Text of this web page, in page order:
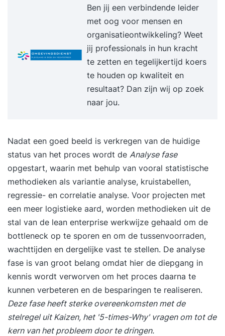
organisatiekunde Bijenkomst 2:
Kwaliteitsmodellenen methoden Bijeenkomst 3:
Project- en risicomanagement Bijeenkomst 4:
Contextanalyse, stakeholder management en
verandermanagement Bijeenkomst 5:
Communicatie, voorlichting en leiderschap
Bijeenkomst 6: Functies en HRM Bijeenkomst 7:
Processen, procedures en verbetermanagement
Bijeenkomst 10: Management review en
certificering In de opleiding
Kwaliteitsmanagement word je opgeleid in het
vakgebied Kwaliteitsmanagement. Een ervaren
kwaliteitsmanager begeleidt de klassikale
bijeenkomsten waarbij jouw leerbehoefte en de
vertaling naar jouw praktijk centraal staan. Je
gebruikt je eigen werksituatie bij de uitwerking
van de opdrachten. Na iedere bijeenkomst lever
je een opdracht in bij de docent. Aan het einde
van de opleiding lever jij eindopdracht in. De
praktijkgerichte opdrachten, cases en oefeningen
alsmede het uitwisselen van ervaringen met
medestudenten stimuleren je ontwikkeling.
Ben jij een verbindende leider
met oog voor mensen en
organisatieontwikkeling? Weet
jij professionals in hun kracht
te zetten en tegelijkertijd koers
te houden op kwaliteit en
resultaat? Dan zijn wij op zoek
naar jou.
Nadat een goed beeld is verkregen van de huidige
status van het proces wordt de Analyse fase
opgestart, waarin met behulp van vooral statistische
methodieken als variantie analyse, kruistabellen,
regressie- en correlatie analyse. Voor projecten met
een meer logistieke aard, worden methodieken uit de
stal van de lean enterprise werkwijze gehaald om de
bottleneck op te sporen en om de tussenvoorraden,
wachttijden en dergelijke vast te stellen. De analyse
fase is van groot belang omdat hier de diepgang in
kennis wordt verworven om het proces daarna te
kunnen verbeteren en de besparingen te realiseren.
Deze fase heeft sterke overeenkomsten met de
stelregel uit Kaizen, het '5-times-Why' vragen om tot de
kern van het probleem door te dringen.